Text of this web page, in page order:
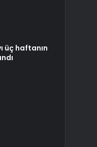
üç haftanın